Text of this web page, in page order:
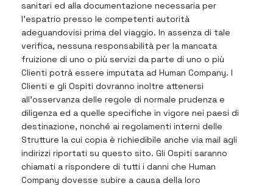
sanitari ed alla documentazione necessaria per
l’espatrio presso le competenti autorità
adeguandovisi prima del viaggio. In assenza di tale
verifica, nessuna responsabilità per la mancata
fruizione di uno o più servizi da parte di uno o più
Clienti potrà essere imputata ad Human Company. I
Clienti e gli Ospiti dovranno inoltre attenersi
all’osservanza delle regole di normale prudenza e
diligenza ed a quelle specifiche in vigore nei paesi di
destinazione, nonché ai regolamenti interni delle
Strutture la cui copia è richiedibile anche via mail agli
indirizzi riportati su questo sito. Gli Ospiti saranno
chiamati a rispondere di tutti i danni che Human
Company dovesse subire a causa della loro